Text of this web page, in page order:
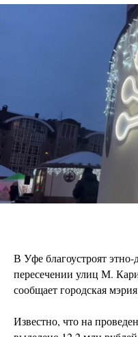
В Уфе благоустроят
пересечении улиц М.
сообщает городская
Известно, что на